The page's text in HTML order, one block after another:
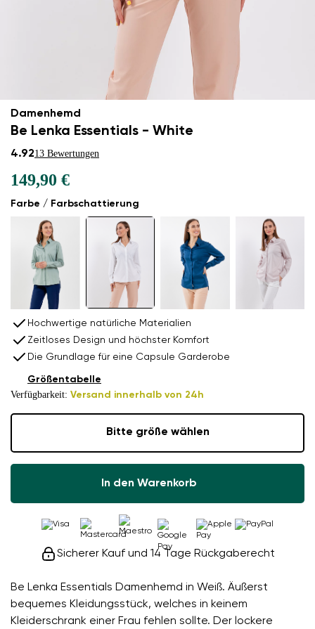
Damenhemd
Be Lenka Essentials - White
4.9213 Bewertungen
Be Lenka Essentials Damenhemd in Weiß. Äußerst
bequemes Kleidungsstück, welches in keinem
Kleiderschrank einer Frau fehlen sollte. Der lockere
Farbe / Farbschattierung
149,90 €
Hochwertige natürliche Materialien
Zeitloses Design und höchster Komfort
Die Grundlage für eine Capsule Garderobe
Verfügbarkeit: Versand innerhalb von 24h
Größentabelle
Bitte größe wählen
In den Warenkorb
Sicherer Kauf und 14 Tage Rückgaberecht